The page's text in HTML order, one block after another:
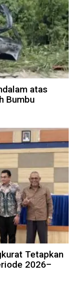
atas
Bumbu
Tetapkan
2026–